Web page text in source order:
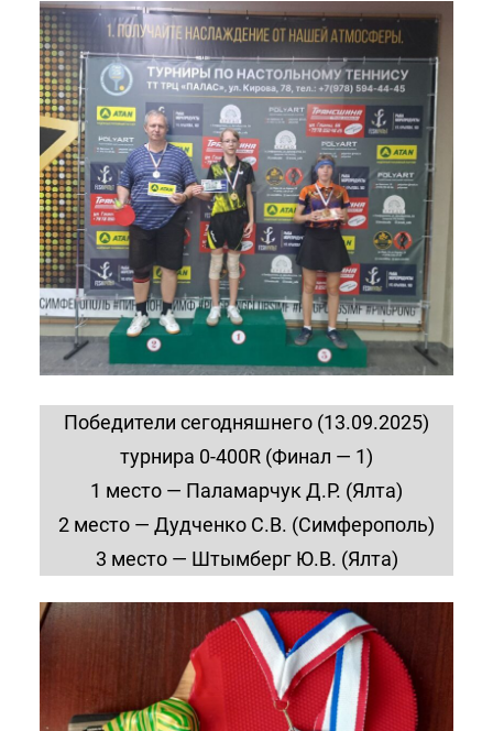
Победители сегодняшнего (13.09.2025)
турнира 0-400R (Финал — 1)
1 место — Паламарчук Д.Р. (Ялта)
2 место — Дудченко С.В. (Симферополь)
3 место — Штымберг Ю.В. (Ялта)